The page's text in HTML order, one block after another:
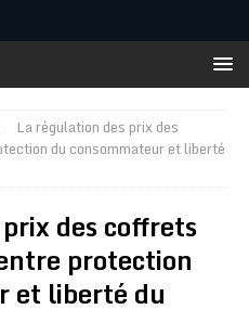
La régulation des prix des
du consommateur et liberté
des coffrets
protection
et liberté du